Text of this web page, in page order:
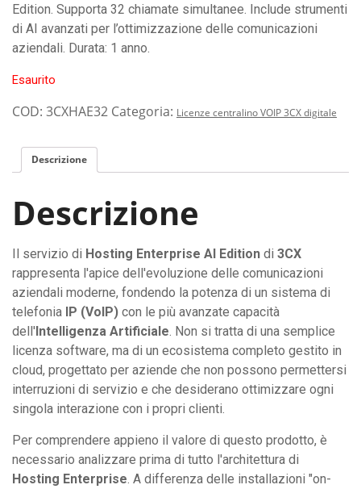
Edition. Supporta 32 chiamate simultanee. Include strumenti
di AI avanzati per l’ottimizzazione delle comunicazioni
aziendali. Durata: 1 anno.
Esaurito
COD: 3CXHAE32 Categoria: Licenze centralino VOIP 3CX digitale
Descrizione
Descrizione
Il servizio di Hosting Enterprise AI Edition di 3CX
rappresenta l'apice dell'evoluzione delle comunicazioni
aziendali moderne, fondendo la potenza di un sistema di
telefonia IP (VoIP) con le più avanzate capacità
dell'Intelligenza Artificiale. Non si tratta di una semplice
licenza software, ma di un ecosistema completo gestito in
cloud, progettato per aziende che non possono permettersi
interruzioni di servizio e che desiderano ottimizzare ogni
singola interazione con i propri clienti.
Per comprendere appieno il valore di questo prodotto, è
necessario analizzare prima di tutto l'architettura di
Hosting Enterprise. A differenza delle installazioni "on-